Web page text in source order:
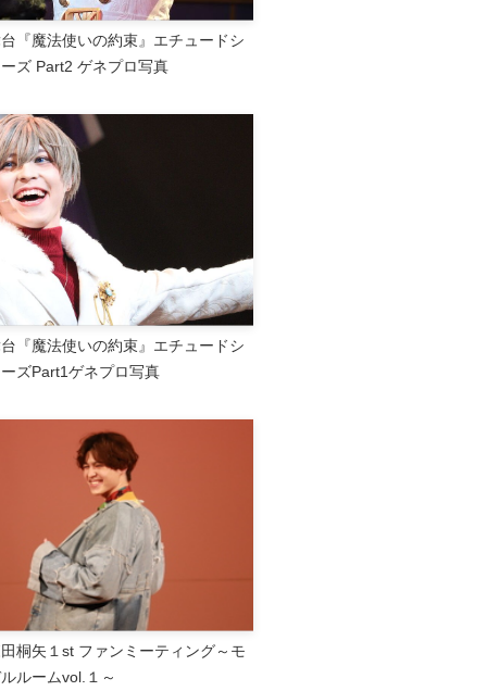
『魔法使いの約束』エチュードシ
ズ Part2 ゲネプロ写真
『魔法使いの約束』エチュードシ
ズPart1ゲネプロ写真
桐矢１st ファンミーティング～モ
ルームvol.１～